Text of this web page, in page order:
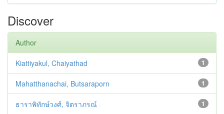
Discover
Author
1
Kiattiyakul, Chaiyathad
1
Mahatthanachai, Butsaraporn
1
ธาราพิทักษ์วงศ์, จิตราภรณ์